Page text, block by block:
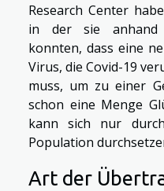
Research Center
in der sie anhand
konnten, dass eine
Virus, die Covid-19
muss, um zu einer
schon eine Menge
kann sich nur
Population
Art der